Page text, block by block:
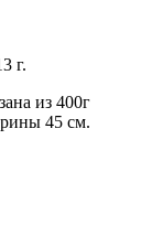
г.
из 400г
45 см.